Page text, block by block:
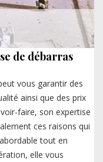
de débarras
vous garantir des
ainsi que des prix
faire, son expertise
ces raisons qui
tout en
elle vous